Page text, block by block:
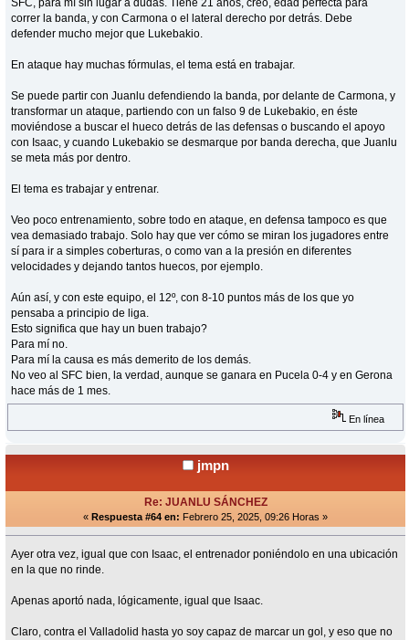
SFC, para mí sin lugar a dudas. Tiene 21 años, creo, edad perfecta para
correr la banda, y con Carmona o el lateral derecho por detrás. Debe
defender mucho mejor que Lukebakio.
En ataque hay muchas fórmulas, el tema está en trabajar.
Se puede partir con Juanlu defendiendo la banda, por delante de Carmona, y
transformar un ataque, partiendo con un falso 9 de Lukebakio, en éste
moviéndose a buscar el hueco detrás de las defensas o buscando el apoyo
con Isaac, y cuando Lukebakio se desmarque por banda derecha, que Juanlu
se meta más por dentro.
El tema es trabajar y entrenar.
Veo poco entrenamiento, sobre todo en ataque, en defensa tampoco es que
vea demasiado trabajo. Solo hay que ver cómo se miran los jugadores entre
sí para ir a simples coberturas, o como van a la presión en diferentes
velocidades y dejando tantos huecos, por ejemplo.
Aún así, y con este equipo, el 12º, con 8-10 puntos más de los que yo
pensaba a principio de liga.
Esto significa que hay un buen trabajo?
Para mí no.
Para mí la causa es más demerito de los demás.
No veo al SFC bien, la verdad, aunque se ganara en Pucela 0-4 y en Gerona
hace más de 1 mes.
En línea
jmpn
Re: JUANLU SÁNCHEZ
« Respuesta #64 en: Febrero 25, 2025, 09:26 Horas »
Ayer otra vez, igual que con Isaac, el entrenador poniéndolo en una ubicación
en la que no rinde.
Apenas aportó nada, lógicamente, igual que Isaac.
Claro, contra el Valladolid hasta yo soy capaz de marcar un gol, y eso que no